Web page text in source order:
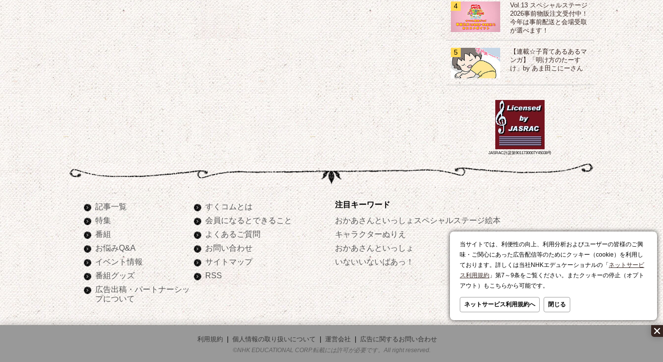
当サイトでは、利便性の向上、利用分析およびユーザーの皆様のご興
味・ご関心にあった広告配信等のためにクッキー（cookie）を利用し
ております。詳しくは当社NHKエデュケーショナルの「 ネットサービ
ス利用規約 」第7～9条をご覧ください。またクッキーの停止（オプト
アウト）もこちらから可能です。
ネットサービス利用規約へ 閉じる
4
Vol.13 スペシャルステージ
2026事前物販注文受付中！
今年は事前配送と会場受取
が選べます！
5
【連載☆子育てあるあるマ
ンガ】「明け方のたーす
け」by あま田こにーさん
JASRAC許諾第9011730007Y45038号
記事一覧
特集
番組
お悩みQ&A
イベント情報
番組グッズ
広告出稿・パートナーシッ
プについて
すくコムとは
会員になるとできること
よくあるご質問
お問い合わせ
サイトマップ
RSS
注目キーワード
おかあさんといっしょスペシャルステージ
キャラクターぬりえ
おかあさんといっしょ
いないいないばあっ！
絵本
おやつ
レシピ
利用規約 個人情報の取り扱いについて 運営会社
広告に関するお問い合わせ
©NHK EDUCATIONAL CORP.転載には許可が必要です。All right reserved.